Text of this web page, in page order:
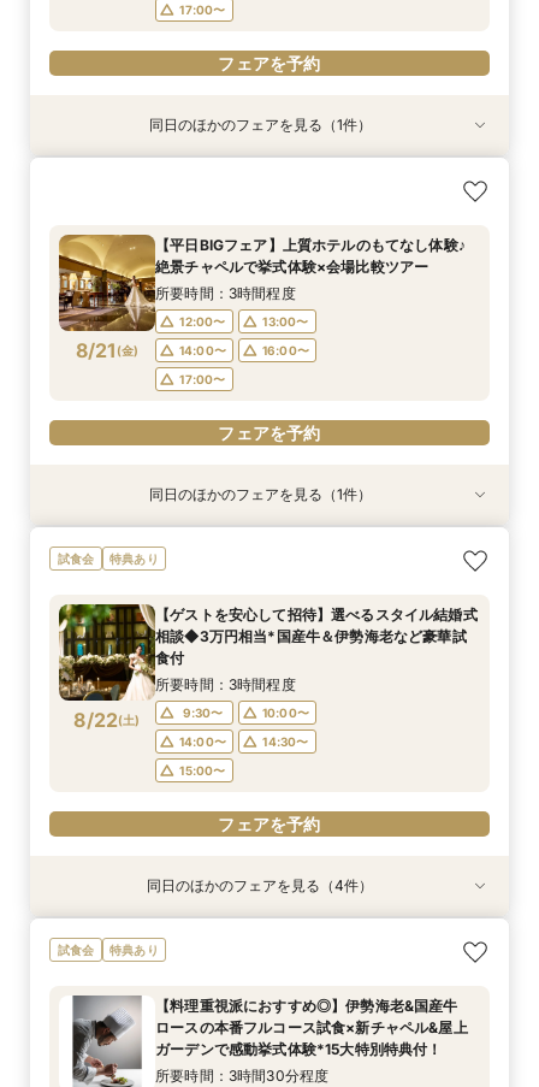
17:00〜
フェアを予約
8/20(木)
【10名～30名様/少人数婚相談会】専用会場と最
12:00〜
13:00〜
14:00〜
16:00〜
17:00〜
フェアを予約
同日のほかのフェアを見る（1件）
8/21 (金)
【平日BIGフェア】上質ホテルのもてなし体験♪
絶景チャペルで挙式体験×会場比較ツアー
所要時間：3時間程度
12:00〜
13:00〜
14:00〜
16:00〜
17:00〜
フェアを予約
8/21(金)
【10名～30名様/少人数婚相談会】専用会場と最
適プランご紹介
12:00〜
13:00〜
14:00〜
17:00〜
フェアを予約
同日のほかのフェアを見る（1件）
試食会 特典あり
8/22(土)
【ゲストを安心して招待】選べるスタイル結婚式
相談◆3万円相当*国産牛＆伊勢海老など豪華試
食付
所要時間：3時間程度
9:30〜
10:00〜
14:00〜
14:30〜
15:00〜
フェアを予約
特典あり
8/22(土)
【秋枠残り僅か！】新チャペル&ガーデン体験◎
国産牛や伊勢海老を含む豪華本番フルコース試食
宿泊＆挙式料など含む15大特典も★
所要時間：3時間程度
9:30〜
10:00〜
14:00〜
15:00〜
特典あり
8/22(土)
【初見学応援】新チャペル&ガーデン体験◎国産
牛や伊勢海老を含む豪華本番フルコース試食付き
＆挙式料など含む15大特典も★
所要時間：3時間程度
9:30〜
14:00〜
15:00〜
特典あり
8/22(土)
最後の見学に◎後悔しない会場選びを・・・【複
数検討×限定の豪華特典付き】見積り徹底比較
所要時間：3時間程度
9:30〜
10:00〜
14:00〜
14:30〜
8/22(土)
【クイック最短45分】賢く検討へ♪知りたい点だ
け相談・見学フェア
11:00〜
12:30〜
13:00〜
15:30〜
18:00〜
同日のほかのフェアを見る（4件）
試食会 特典あり
【料理重視派におすすめ◎】伊勢海老&国産牛
ロースの本番フルコース試食×新チャペル&屋上
ガーデンで感動挙式体験*15大特別特典付！
所要時間：3時間30分程度